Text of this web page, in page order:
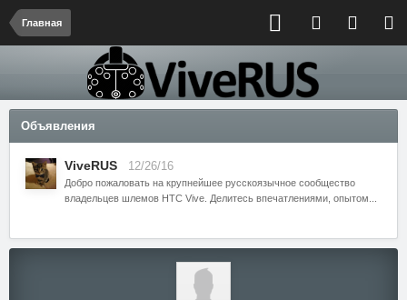
Главная
Объявления
ViveRUS 12/26/16
Добро пожаловать на крупнейшее русскоязычное сообщество
владельцев шлемов HTC Vive. Делитесь впечатлениями, опытом...